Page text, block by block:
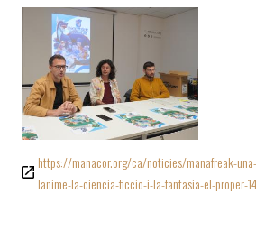
https://manacor.org/ca/noticies/manafreak-
lanime-la-ciencia-ficcio-i-la-fantasia-el-proper-